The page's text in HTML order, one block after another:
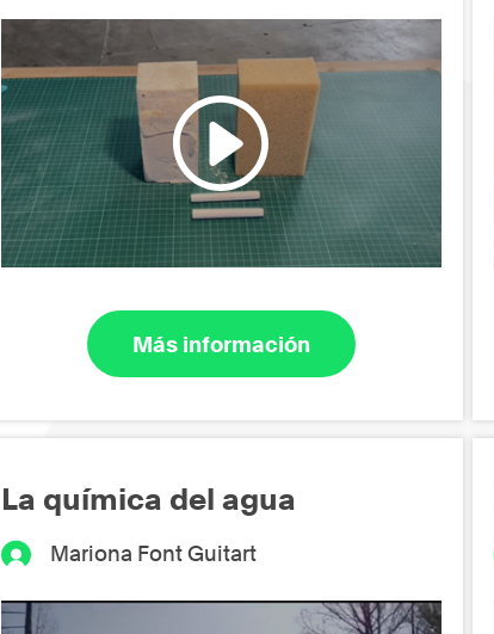
Más información
La química del agua
Mariona Font Guitart